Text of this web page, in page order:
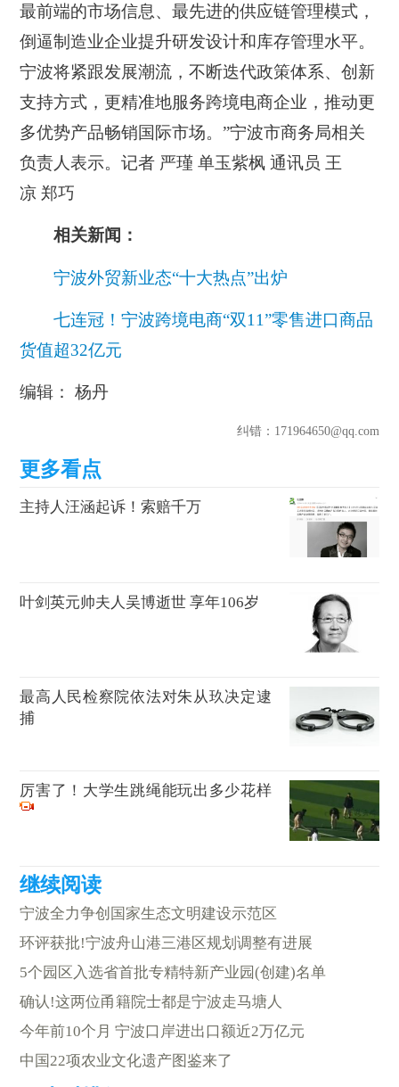
最前端的市场信息、最先进的供应链管理模式，
倒逼制造业企业提升研发设计和库存管理水平。
宁波将紧跟发展潮流，不断迭代政策体系、创新
支持方式，更精准地服务跨境电商企业，推动更
多优势产品畅销国际市场。”宁波市商务局相关
负责人表示。记者 严瑾 单玉紫枫 通讯员 王
凉 郑巧
相关新闻：
宁波外贸新业态“十大热点”出炉
七连冠！宁波跨境电商“双11”零售进口商品
货值超32亿元
编辑： 杨丹
纠错：171964650@qq.com
主持人汪涵起诉！索赔千万
叶剑英元帅夫人吴博逝世 享年106岁
最高人民检察院依法对朱从玖决定逮
捕
厉害了！大学生跳绳能玩出多少花样
宁波全力争创国家生态文明建设示范区
环评获批!宁波舟山港三港区规划调整有进展
5个园区入选省首批专精特新产业园(创建)名单
确认!这两位甬籍院士都是宁波走马塘人
今年前10个月 宁波口岸进出口额近2万亿元
中国22项农业文化遗产图鉴来了